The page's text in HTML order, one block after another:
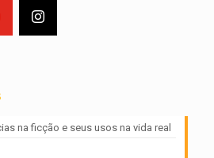
na ficção e seus usos na vida real